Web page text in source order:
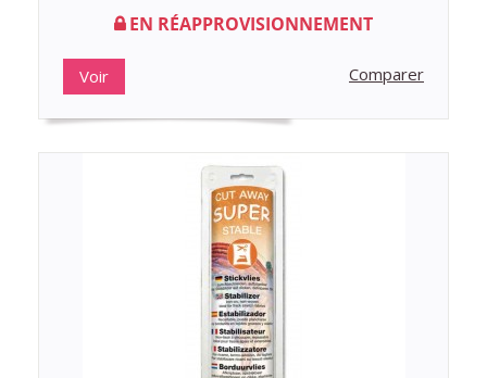
EN RÉAPPROVISIONNEMENT
Voir Comparer